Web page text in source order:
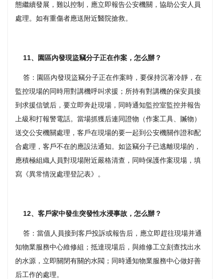
態繼續發展，難以控制，應立即報告公安機關，協助公安人員
處理。如有重傷者應送附近醫院搶救。
11、園區內發現盜竊分子正在作案，怎么辦？
答：園區內發現盜竊分子正在作案時，要保持沉著冷靜，在
監控現場的同時用對講機呼叫求援；所持有對講機的保安員接
到求援信號后，要立即奔赴現場，同時通知監控室監控并報告
上級和打報警電話。當場抓獲后連同證物（作案工具、贓物）
送交公安機關處理，客戶在現場的要一起到公安機關作證和配
合處理，客戶不在的應設法通知。如盜竊分子已逃離現場的，
應積極組織人員對現場附近嚴格清查，同時保護作案現場，填
寫《異常情況處理登記表》。
12、客戶家中發生突發性水浸事故，怎么辦？
答：當值人員接到客戶投訴或報告后，應立即趕往現場并通
知物業服務中心維修組；抵達現場后，與維修工立刻查找出水
的水源，立即關閉有關的水閥；同時通知物業服務中心做好善
后工作的處理。